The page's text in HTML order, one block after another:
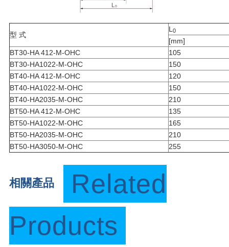
型 式
L 0
[mm]
BT30-HA 412-M-OHC
105
BT30-HA1022-M-OHC
150
BT40-HA 412-M-OHC
120
BT40-HA1022-M-OHC
150
BT40-HA2035-M-OHC
210
BT50-HA 412-M-OHC
135
BT50-HA1022-M-OHC
165
BT50-HA2035-M-OHC
210
BT50-HA3050-M-OHC
255
相關產品
Related
Products